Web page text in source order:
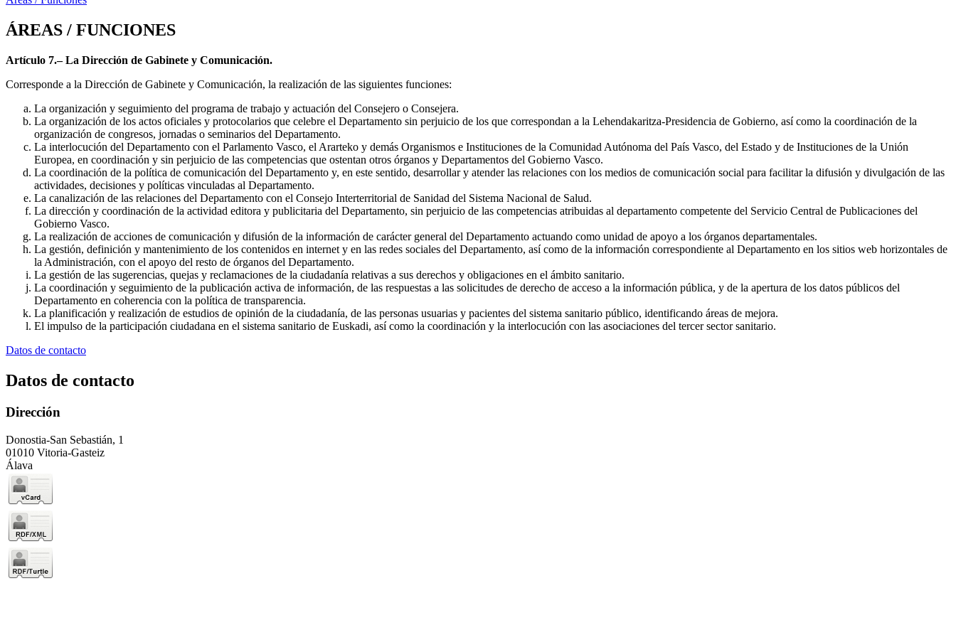
ÁREAS / FUNCIONES
Artículo 7.– La Dirección de Gabinete y Comunicación.
Corresponde a la Dirección de Gabinete y Comunicación, la realización de las siguientes funciones:
La organización y seguimiento del programa de trabajo y actuación del Consejero o Consejera.
La organización de los actos oficiales y protocolarios que celebre el Departamento sin perjuicio de los que correspondan a la Lehendakaritza-Presidencia de Gobierno, así como la coordinación de la
organización de congresos, jornadas o seminarios del Departamento.
La interlocución del Departamento con el Parlamento Vasco, el Ararteko y demás Organismos e Instituciones de la Comunidad Autónoma del País Vasco, del Estado y de Instituciones de la Unión
Europea, en coordinación y sin perjuicio de las competencias que ostentan otros órganos y Departamentos del Gobierno Vasco.
La coordinación de la política de comunicación del Departamento y, en este sentido, desarrollar y atender las relaciones con los medios de comunicación social para facilitar la difusión y divulgación de las
actividades, decisiones y políticas vinculadas al Departamento.
La canalización de las relaciones del Departamento con el Consejo Interterritorial de Sanidad del Sistema Nacional de Salud.
La dirección y coordinación de la actividad editora y publicitaria del Departamento, sin perjuicio de las competencias atribuidas al departamento competente del Servicio Central de Publicaciones del
Gobierno Vasco.
La realización de acciones de comunicación y difusión de la información de carácter general del Departamento actuando como unidad de apoyo a los órganos departamentales.
La gestión, definición y mantenimiento de los contenidos en internet y en las redes sociales del Departamento, así como de la información correspondiente al Departamento en los sitios web horizontales de
la Administración, con el apoyo del resto de órganos del Departamento.
La gestión de las sugerencias, quejas y reclamaciones de la ciudadanía relativas a sus derechos y obligaciones en el ámbito sanitario.
La coordinación y seguimiento de la publicación activa de información, de las respuestas a las solicitudes de derecho de acceso a la información pública, y de la apertura de los datos públicos del
Departamento en coherencia con la política de transparencia.
La planificación y realización de estudios de opinión de la ciudadanía, de las personas usuarias y pacientes del sistema sanitario público, identificando áreas de mejora.
El impulso de la participación ciudadana en el sistema sanitario de Euskadi, así como la coordinación y la interlocución con las asociaciones del tercer sector sanitario.
Datos de contacto
Datos de contacto
Dirección
Donostia-San Sebastián, 1
01010 Vitoria-Gasteiz
Álava